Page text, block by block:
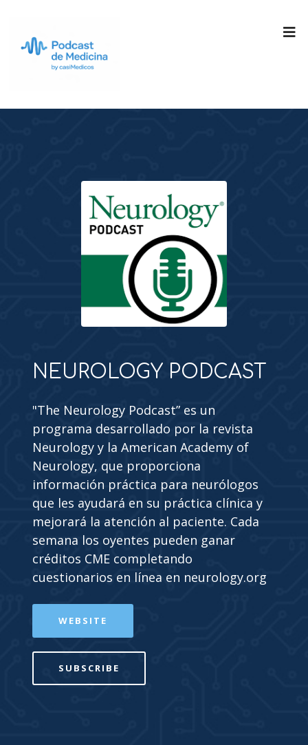
NEUROLOGY PODCAST
"The Neurology Podcast” es un
programa desarrollado por la revista
Neurology y la American Academy of
Neurology, que proporciona
información práctica para neurólogos
que les ayudará en su práctica clínica y
mejorará la atención al paciente. Cada
semana los oyentes pueden ganar
créditos CME completando
cuestionarios en línea en neurology.org
WEBSITE
SUBSCRIBE